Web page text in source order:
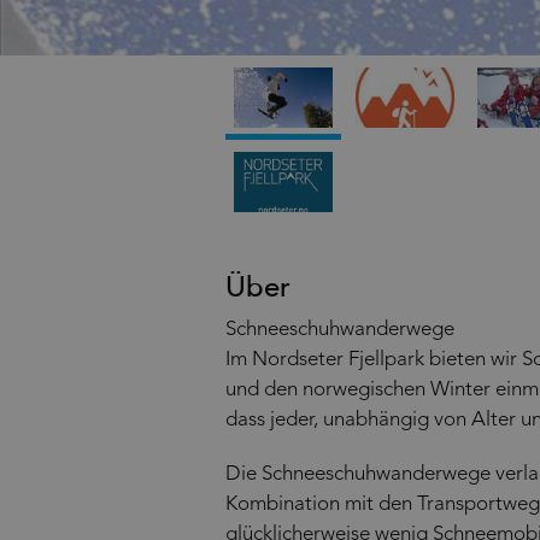
Über
Schneeschuhwanderwege
Im Nordseter Fjellpark bieten wir
und den norwegischen Winter
dass jeder, unabhängig von Alter
Die Schneeschuhwanderwege
Kombination mit den
glücklicherweise wenig